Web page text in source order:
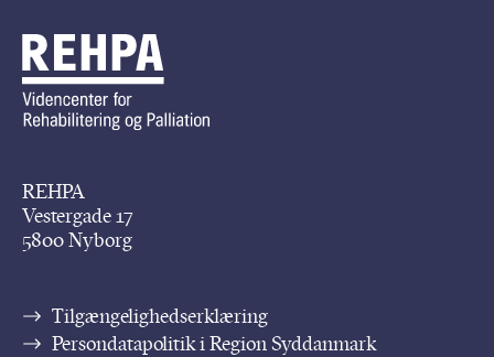
REHPA
Vestergade 17
5800 Nyborg
Tilgængelighedserklæring
Persondatapolitik i Region Syddanmark